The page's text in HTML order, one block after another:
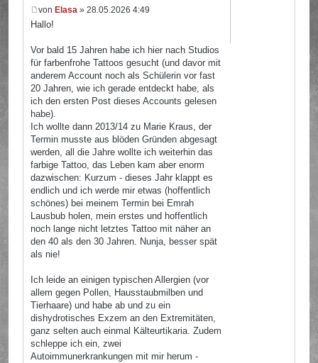
von Elasa » 28.05.2026 4:49
Hallo!
Vor bald 15 Jahren habe ich hier nach Studios
für farbenfrohe Tattoos gesucht (und davor mit
anderem Account noch als Schülerin vor fast
20 Jahren, wie ich gerade entdeckt habe, als
ich den ersten Post dieses Accounts gelesen
habe).
Ich wollte dann 2013/14 zu Marie Kraus, der
Termin musste aus blöden Gründen abgesagt
werden, all die Jahre wollte ich weiterhin das
farbige Tattoo, das Leben kam aber enorm
dazwischen: Kurzum - dieses Jahr klappt es
endlich und ich werde mir etwas (hoffentlich
schönes) bei meinem Termin bei Emrah
Lausbub holen, mein erstes und hoffentlich
noch lange nicht letztes Tattoo mit näher an
den 40 als den 30 Jahren. Nunja, besser spät
als nie!
Ich leide an einigen typischen Allergien (vor
allem gegen Pollen, Hausstaubmilben und
Tierhaare) und habe ab und zu ein
dishydrotisches Exzem an den Extremitäten,
ganz selten auch einmal Kälteurtikaria. Zudem
schleppe ich ein, zwei
Autoimmunerkrankungen mit mir herum -